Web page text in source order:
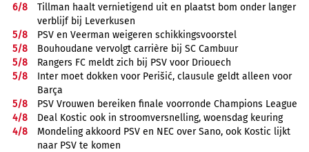
6/8
Tillman haalt vernietigend uit en plaatst bom onder langer
verblijf bij Leverkusen
5/8
PSV en Veerman weigeren schikkingsvoorstel
5/8
Bouhoudane vervolgt carrière bij SC Cambuur
5/8
Rangers FC meldt zich bij PSV voor Driouech
5/8
Inter moet dokken voor Perišić, clausule geldt alleen voor
Barça
5/8
PSV Vrouwen bereiken finale voorronde Champions League
4/8
Deal Kostic ook in stroomversnelling, woensdag keuring
4/8
Mondeling akkoord PSV en NEC over Sano, ook Kostic lijkt
naar PSV te komen